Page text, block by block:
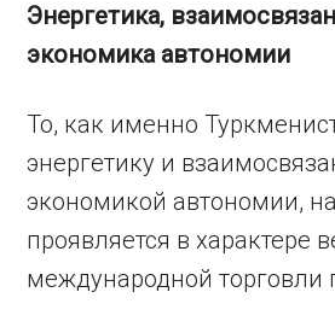
Энергетика,
экономика автономии
То, как именно
энергетику и
экономикой автономии,
проявляется в характере
международной торговли